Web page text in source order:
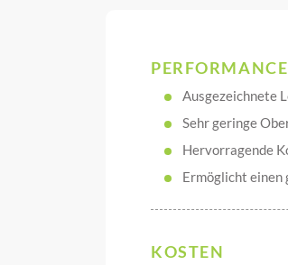
PERFORMANCE
Ausgezeichnete
Sehr geringe
Hervorragende
Ermöglicht einen
KOSTEN